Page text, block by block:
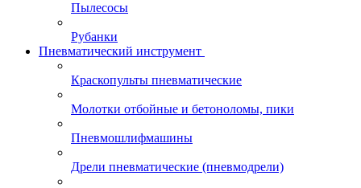
Пылесосы
Рубанки
Пневматический инструмент
Краскопульты пневматические
Молотки отбойные и бетоноломы, пики
Пневмошлифмашины
Дрели пневматические (пневмодрели)